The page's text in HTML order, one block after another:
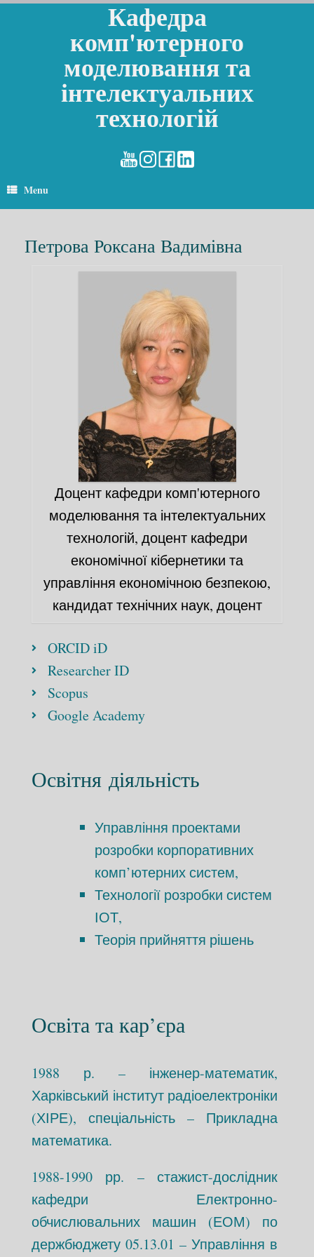
Кафедра
комп'ютерного
моделювання та
інтелектуальних
технологій
Menu
Петрова Роксана Вадимівна
Доцент кафедри комп'ютерного
моделювання та інтелектуальних
технологій, доцент кафедри
економічної кібернетики та
управління економічною безпекою,
кандидат технічних наук, доцент
ORCID iD
Researcher ID
Scopus
Google Academy
Освітня діяльність
Управління проектами
розробки корпоративних
комп’ютерних систем,
Технології розробки систем
ІОТ,
Теорія прийняття рішень
Освіта та кар’єра
1988 р. – інженер-математик,
Харківський інститут радіоелектроніки
(ХІРЕ), спеціальність – Прикладна
математика.
1988-1990 рр. – стажист-дослідник
кафедри Електронно-
обчислювальних машин (ЕОМ) по
держбюджету 05.13.01 – Управління в